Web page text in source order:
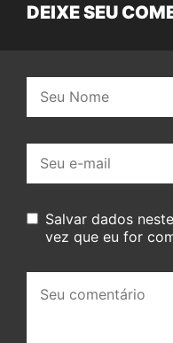
DEIXE SEU
mail:
Salvar dados
vez que eu for
comentário: